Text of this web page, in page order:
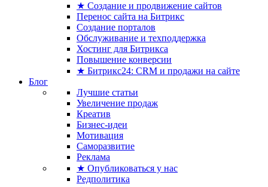
★ Создание и продвижение сайтов
Перенос сайта на Битрикс
Создание порталов
Обслуживание и техподдержка
Хостинг для Битрикса
Повышение конверсии
★ Битрикс24: CRM и продажи на сайте
Блог
Лучшие статьи
Увеличение продаж
Креатив
Бизнес-идеи
Мотивация
Саморазвитие
Реклама
★ Опубликоваться у нас
Редполитика